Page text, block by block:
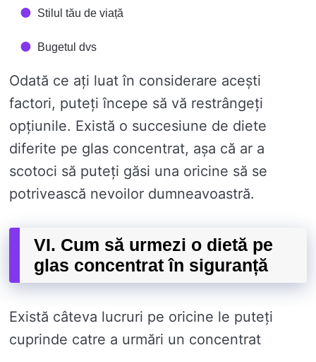
Stilul tău de viață
Bugetul dvs
Odată ce ați luat în considerare acești
factori, puteți începe să vă restrângeți
opțiunile. Există o succesiune de diete
diferite pe glas concentrat, așa că ar a
scotoci să puteți găsi una oricine să se
potrivească nevoilor dumneavoastră.
VI. Cum să urmezi o dietă pe
glas concentrat în siguranță
Există câteva lucruri pe oricine le puteți
cuprinde catre a urmări un concentrat